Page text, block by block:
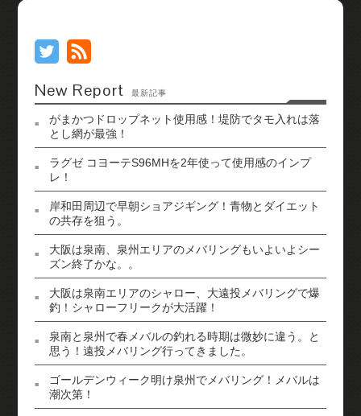
New Report 最新記事
がまかつドロップネット使用感！堤防でタモ入れは落
とし網が最強！
ラグゼ コヨーテS96MHを2年使って使用感のインプ
レ！
岸和田周辺で早朝ショアジギング！青物とダイエット
の共存を狙う。
大阪は泉南、泉州エリアのメバリングもいよいよシー
ズン終了かな。。
大阪は泉南エリアのシャロー、大遠投メバリングで爆
釣！シャローフリークが大活躍！
泉南と泉州で春メバルの釣れる時期は微妙に違う。と
思う！遠投メバリング行ってきました。
ゴールデンウィーク明け泉州でメバリング！メバルは
潮次第！